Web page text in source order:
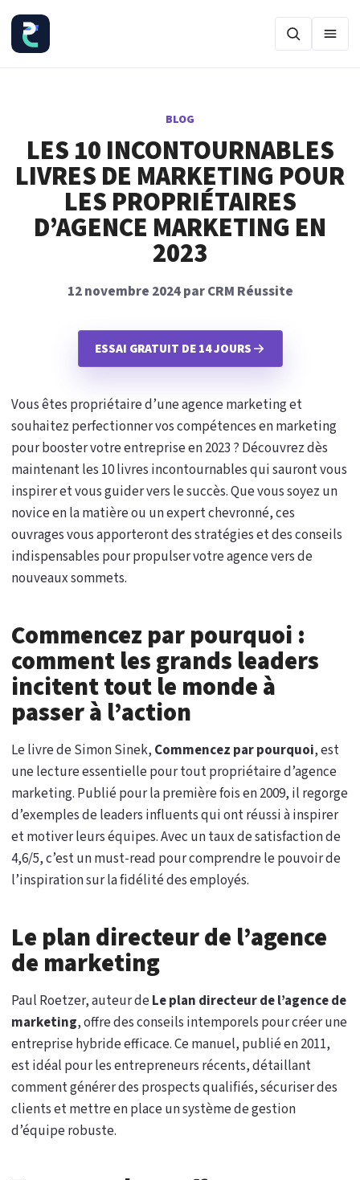
BLOG
LES 10 INCONTOURNABLES
LIVRES DE MARKETING POUR
LES PROPRIÉTAIRES
D’AGENCE MARKETING EN
2023
12 novembre 2024 par CRM Réussite
ESSAI GRATUIT DE 14 JOURS
Vous êtes propriétaire d’une agence marketing et
souhaitez perfectionner vos compétences en marketing
pour booster votre entreprise en 2023 ? Découvrez dès
maintenant les 10 livres incontournables qui sauront vous
inspirer et vous guider vers le succès. Que vous soyez un
novice en la matière ou un expert chevronné, ces
ouvrages vous apporteront des stratégies et des conseils
indispensables pour propulser votre agence vers de
nouveaux sommets.
Commencez par pourquoi :
comment les grands leaders
incitent tout le monde à
passer à l’action
Le livre de Simon Sinek, Commencez par pourquoi, est
une lecture essentielle pour tout propriétaire d’agence
marketing. Publié pour la première fois en 2009, il regorge
d’exemples de leaders influents qui ont réussi à inspirer
et motiver leurs équipes. Avec un taux de satisfaction de
4,6/5, c’est un must-read pour comprendre le pouvoir de
l’inspiration sur la fidélité des employés.
Le plan directeur de l’agence
de marketing
Paul Roetzer, auteur deLe plan directeur de l’agence de
marketing, offre des conseils intemporels pour créer une
entreprise hybride efficace. Ce manuel, publié en 2011,
est idéal pour les entrepreneurs récents, détaillant
comment générer des prospects qualifiés, sécuriser des
clients et mettre en place un système de gestion
d’équipe robuste.